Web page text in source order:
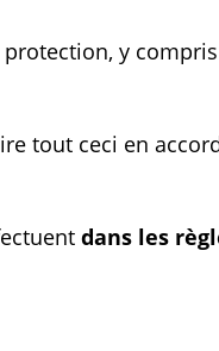
y
tout ceci en
dans les